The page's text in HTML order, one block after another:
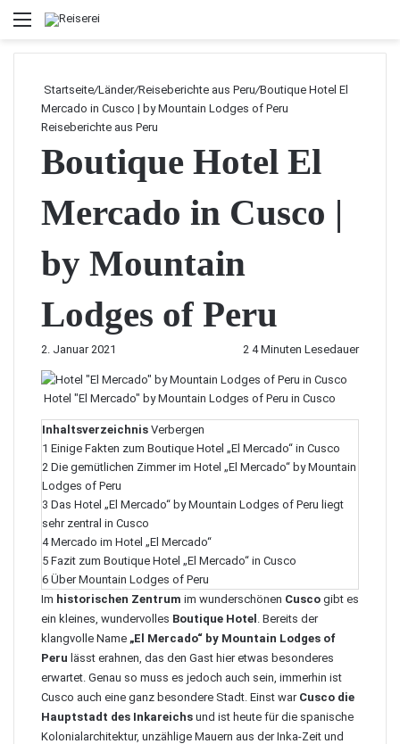
Menü
Startseite/Länder/Reiseberichte aus Peru/Boutique Hotel El
Mercado in Cusco | by Mountain Lodges of Peru
Reiseberichte aus Peru
Boutique Hotel El
Mercado in Cusco |
by Mountain
Lodges of Peru
2. Januar 2021 2 4 Minuten Lesedauer
Hotel "El Mercado" by Mountain Lodges of Peru in Cusco
Inhaltsverzeichnis Verbergen
1 Einige Fakten zum Boutique Hotel „El Mercado“ in Cusco
2 Die gemütlichen Zimmer im Hotel „El Mercado“ by Mountain
Lodges of Peru
3 Das Hotel „El Mercado“ by Mountain Lodges of Peru liegt
sehr zentral in Cusco
4 Mercado im Hotel „El Mercado“
5 Fazit zum Boutique Hotel „El Mercado“ in Cusco
6 Über Mountain Lodges of Peru
Im historischen Zentrum im wunderschönen Cusco gibt es
ein kleines, wundervolles Boutique Hotel . Bereits der
klangvolle Name „El Mercado“ by Mountain Lodges of
Peru lässt erahnen, das den Gast hier etwas besonderes
erwartet. Genau so muss es jedoch auch sein, immerhin ist
Cusco auch eine ganz besondere Stadt. Einst war Cusco die
Hauptstadt des Inkareichs und ist heute für die spanische
Kolonialarchitektur, unzählige Mauern aus der Inka-Zeit und